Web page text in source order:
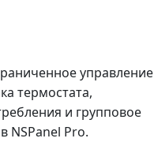
управление
термостата,
и групповое
NSPanel Pro.